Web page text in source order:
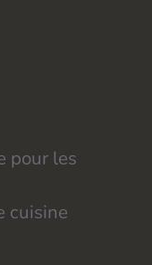
pour les
cuisine